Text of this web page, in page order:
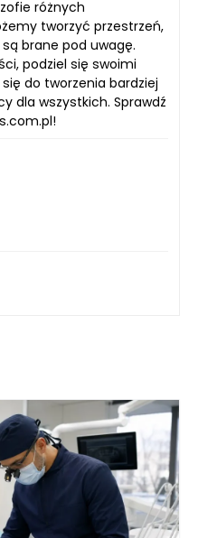
różnych
tworzyć przestrzeń,
brane pod uwagę.
podziel się swoimi
do tworzenia bardziej
dla wszystkich. Sprawdź